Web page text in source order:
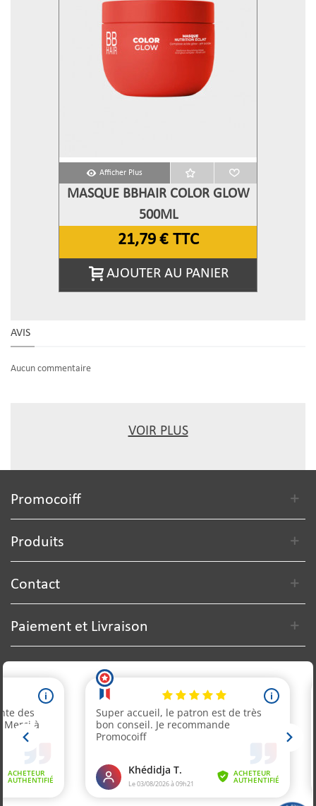
Afficher Plus
MASQUE BBHAIR COLOR GLOW
500ML
21,79 € TTC
AJOUTER AU PANIER
AVIS
Aucun commentaire
VOIR PLUS
Promocoiff
Produits
Contact
Paiement et Livraison